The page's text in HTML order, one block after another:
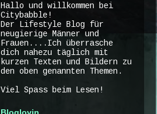
Hallo und willkommen bei
Citybabble!
Der Lifestyle Blog für
neugierige Männer und
Frauen....Ich überrasche
dich nahezu täglich mit
kurzen Texten und Bildern zu
den oben genannten Themen.
Viel Spass beim Lesen!
Bloglovin